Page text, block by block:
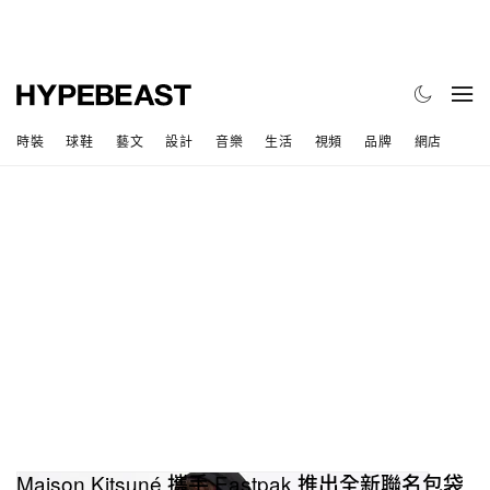
時裝 球鞋 藝文 設計 音樂 生活 視頻 品牌 網店
Maison Kitsuné 攜手 Eastpak 推出全新聯名包袋